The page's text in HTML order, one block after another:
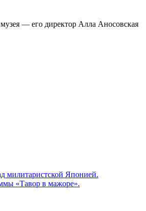
— его директор Алла Аносовская
милитаристской Японией.
«Тавор в мажоре».